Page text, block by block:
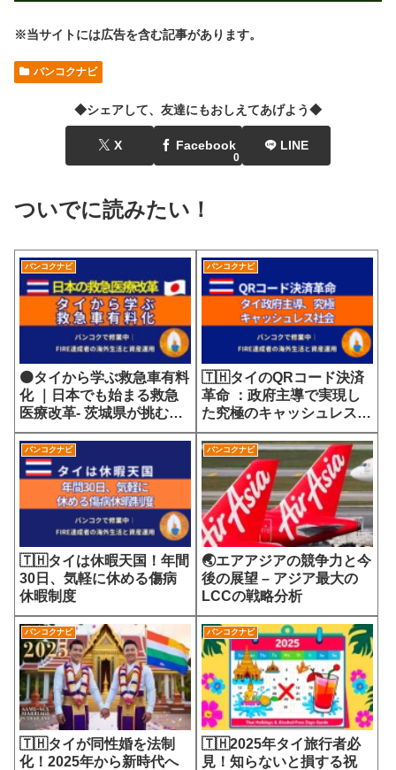
※当サイトには広告を含む記事があります。
バンコクナビ
◆シェアして、友達にもおしえてあげよう◆
X Facebook
0
LINE
ついでに読みたい！
バンコクナビ
🟠タイから学ぶ救急車有料
化 ｜日本でも始まる救急
医療改革- 茨城県が挑む
7700円の選定療養費が示
す医療サービスの未来
バンコクナビ
🇹🇭タイのQRコード決済
革命 ：政府主導で実現し
た究極のキャッシュレス社
会
バンコクナビ
🇹🇭タイは休暇天国！年間
30日、気軽に休める傷病
休暇制度
バンコクナビ
🌏エアアジアの競争力と今
後の展望 – アジア最大の
LCCの戦略分析
バンコクナビ
🇹🇭タイが同性婚を法制
化！2025年から新時代へ
バンコクナビ
🇹🇭2025年タイ旅行者必
見！知らないと損する祝